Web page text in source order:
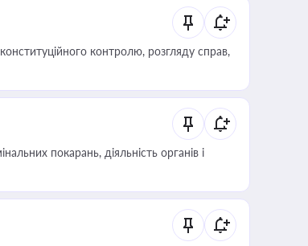
контролю, розгляду справ,
покарань, діяльність органів і